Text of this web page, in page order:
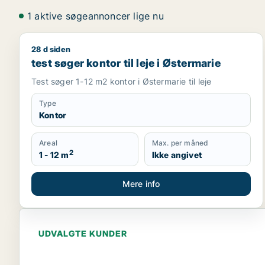
1 aktive søgeannoncer lige nu
test søger kontor til leje i Østermarie
28 d siden
test søger kontor til leje i Østermarie
Test søger 1-12 m2 kontor i Østermarie til leje
Type
Kontor
Areal
1 - 12 m2
Max. per måned
Ikke angivet
Mere info
UDVALGTE KUNDER